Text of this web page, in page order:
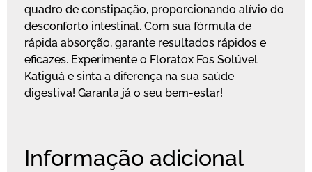
quadro de constipação, proporcionando alívio do
desconforto intestinal. Com sua fórmula de
rápida absorção, garante resultados rápidos e
eficazes. Experimente o Floratox Fos Solúvel
Katiguá e sinta a diferença na sua saúde
digestiva! Garanta já o seu bem-estar!
Informação adicional